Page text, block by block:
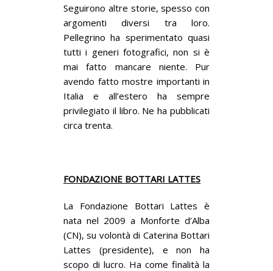
Seguirono altre storie, spesso con
argomenti diversi tra loro.
Pellegrino ha sperimentato quasi
tutti i generi fotografici, non si è
mai fatto mancare niente. Pur
avendo fatto mostre importanti in
Italia e all’estero ha sempre
privilegiato il libro. Ne ha pubblicati
circa trenta.
FONDAZIONE BOTTARI LATTES
La Fondazione Bottari Lattes è
nata nel 2009 a Monforte d’Alba
(CN), su volontà di Caterina Bottari
Lattes (presidente), e non ha
scopo di lucro. Ha come finalità la